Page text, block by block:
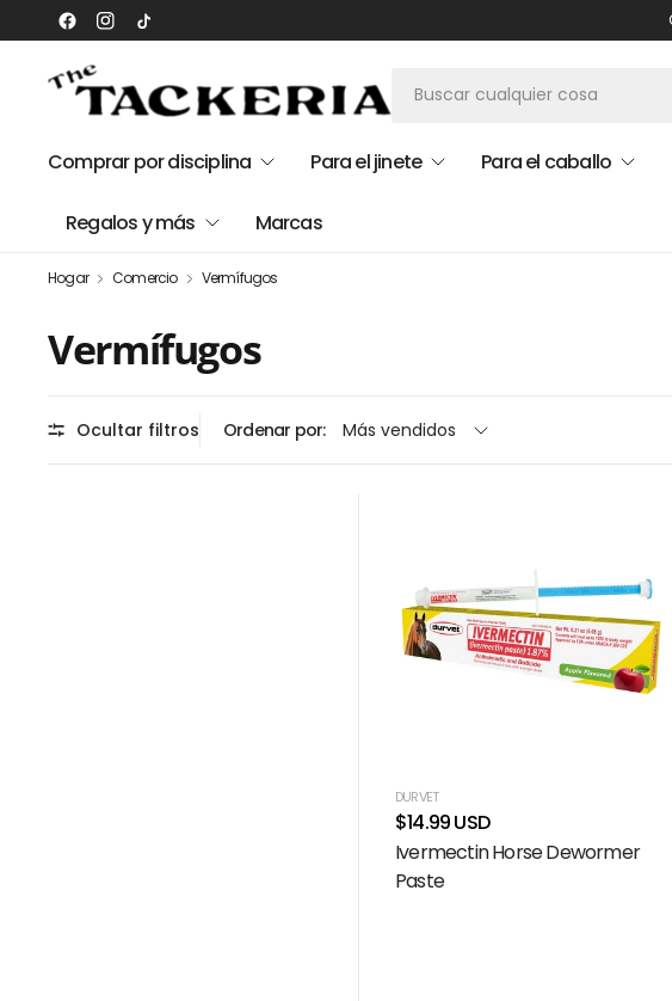
Comprar por disciplina Para el jinete Para el caballo
Regalos y más Marcas
Hogar Comercio Vermífugos
Vermífugos
Ocultar filtros Ordenar por:
DURVET
$14.99 USD
Ivermectin Horse Dewormer
Paste